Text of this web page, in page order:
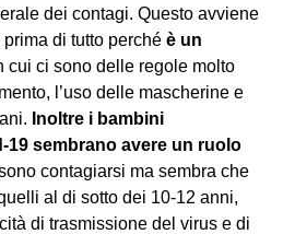
dei contagi. Questo avviene
di tutto perché è un
cui ci sono delle regole molto
l’uso delle mascherine e
Inoltre i bambini
19 sembrano avere un ruolo
contagiarsi ma sembra che
al di sotto dei 10-12 anni,
di trasmissione del virus e di